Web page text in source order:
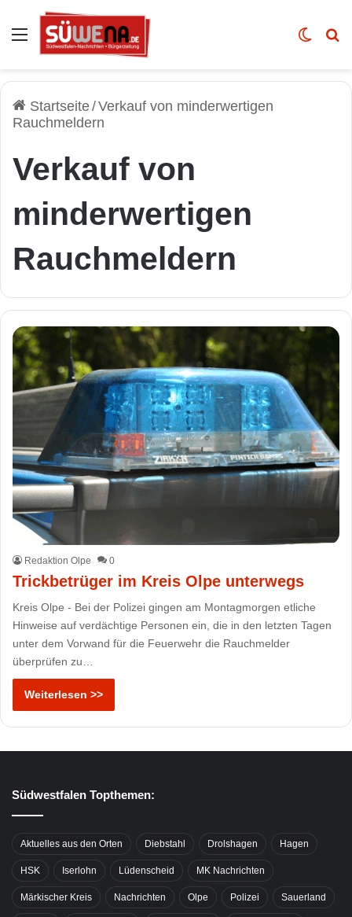
Auswahl Skin
Startseite/Verkauf von minderwertigen
Rauchmeldern
Verkauf von
minderwertigen
Rauchmeldern
Redaktion Olpe 0
Trickbetrüger im Kreis Olpe unterwegs
Kreis Olpe - Bei der Polizei gingen am Montagmorgen etliche
Hinweise auf verdächtige Personen ein, die in den letzten Tagen
unter dem Vorwand für die Feuerwehr die Rauchmelder
überprüfen zu…
Weiterlesen >>
Südwestfalen Topthemen:
Aktuelles aus den Orten Diebstahl Drolshagen Hagen
HSK Iserlohn Lüdenscheid MK Nachrichten
Märkischer Kreis Nachrichten Olpe Polizei Sauerland